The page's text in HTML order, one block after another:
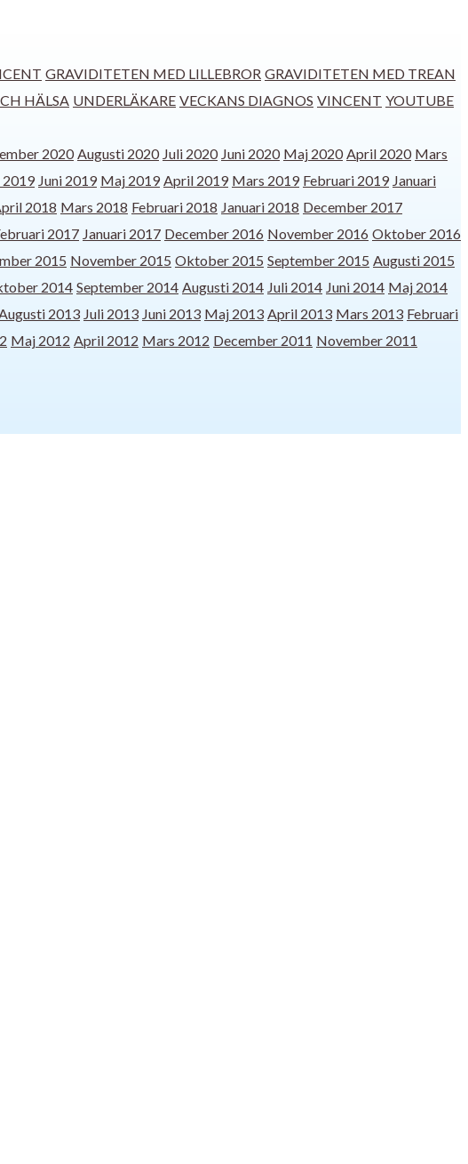
GRAVIDITETEN MED LILLEBROR GRAVIDITETEN MED TREAN
HÄLSA UNDERLÄKARE VECKANS DIAGNOS VINCENT YOUTUBE
2020 Augusti 2020 Juli 2020 Juni 2020 Maj 2020 April 2020 Mars
2019 Juni 2019 Maj 2019 April 2019 Mars 2019 Februari 2019 Januari
2018 Mars 2018 Februari 2018 Januari 2018 December 2017
2017 Januari 2017 December 2016 November 2016 Oktober 2016
2015 November 2015 Oktober 2015 September 2015 Augusti 2015
2014 September 2014 Augusti 2014 Juli 2014 Juni 2014 Maj 2014
2013 Juli 2013 Juni 2013 Maj 2013 April 2013 Mars 2013 Februari
Maj 2012 April 2012 Mars 2012 December 2011 November 2011